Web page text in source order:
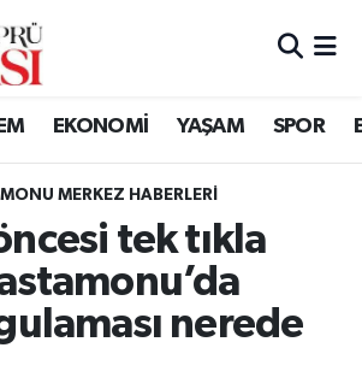
EKONOMİ YAŞAM SPOR
MERKEZ HABERLERI
tek tıkla
nerede
Edenler